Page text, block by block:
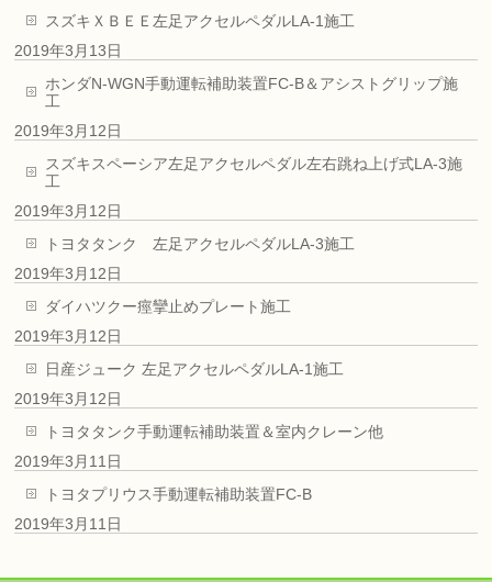
スズキＸＢＥＥ左足アクセルペダルLA-1施工
2019年3月13日
ホンダN-WGN手動運転補助装置FC-B＆アシストグリップ施
工
2019年3月12日
スズキスペーシア左足アクセルペダル左右跳ね上げ式LA-3施
工
2019年3月12日
トヨタタンク 左足アクセルペダルLA-3施工
2019年3月12日
ダイハツクー痙攣止めプレート施工
2019年3月12日
日産ジューク 左足アクセルペダルLA-1施工
2019年3月12日
トヨタタンク手動運転補助装置＆室内クレーン他
2019年3月11日
トヨタプリウス手動運転補助装置FC-B
2019年3月11日